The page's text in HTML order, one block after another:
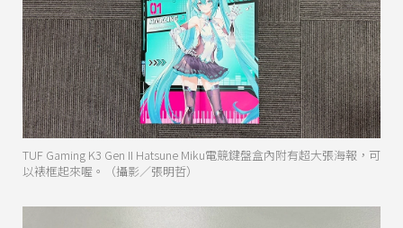
TUF Gaming K3 Gen II Hatsune Miku電競鍵盤盒內附有超大張海報，可
以裱框起來喔。（攝影／張明哲）